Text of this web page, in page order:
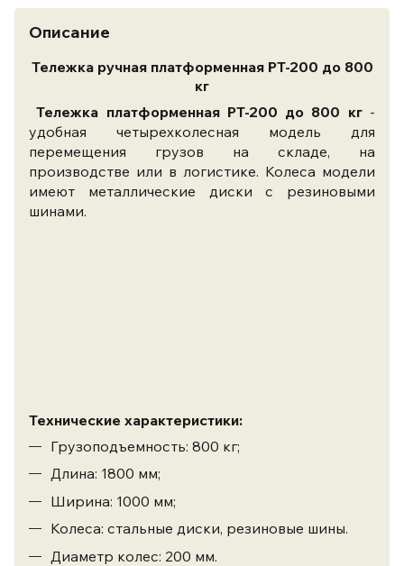
Описание
Тележка ручная платформенная PT-200 до 800
кг
Тележка платформенная PT-200 до 800 кг-
удобная четырехколесная модель для
перемещения грузов на складе, на
производстве или в логистике. Колеса модели
имеют металлические диски с резиновыми
шинами.
Технические характеристики:
Грузоподъемность: 800 кг;
Длина: 1800 мм;
Ширина: 1000 мм;
Колеса: стальные диски, резиновые шины.
​Диаметр колес: 200 мм.